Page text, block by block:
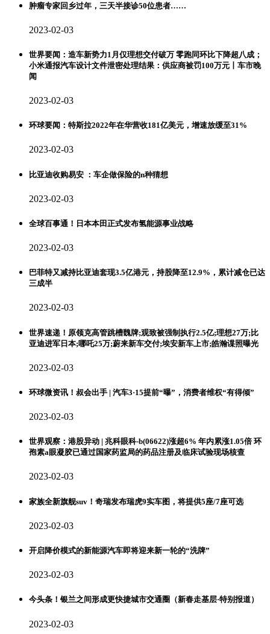
肿瘤专家回乡过年，三天半接诊50位患者……
2023-02-03
世界要闻：造车新势力1月仅理想交付破万 零跑同环比下降超八成；
小米通报汽车设计文件泄密处理结果：供应商被罚100万元丨车市晚
闻
2023-02-03
环球要闻：特斯拉2022年在华营收181亿美元，增速放缓至31%
2023-02-03
比亚迪收购易安 ：车企做保险的n种猜想
2023-02-03
全球百事通！日本本田正式发布氢能源事业战略
2023-02-03
巴菲特又减持比亚迪套现3.5亿港元，持股降至12.9%，累计减仓已达
三成半
2023-02-03
世界速递！原领克高管跳槽魏牌;观致被强制执行2.5亿;理想27万;比
亚迪进军日本;哪吒25万;蔚来新车交付;埃安新车上市;皓瀚谍照曝光
2023-02-03
环球微资讯！叔会出手 | 汽车3·15提前“曝”，消费者维权“有得倾”
2023-02-03
世界观察：港股异动 | 兆科眼科-b(06622)涨超6% 年内累涨1.05倍 环
孢素a眼凝胶已通过国家药监局的药品注册及临床试验现场核查
2023-02-03
家族全新旗舰suv！奇瑞发布瑞虎9实车图，将提供5座/7座可选
2023-02-03
开启降价模式的新能源汽车即将迎来新一轮的“洗牌”
2023-02-03
今头条！银兰之间形成更快捷城市交通圈（新春走基层·特别报道）
2023-02-03